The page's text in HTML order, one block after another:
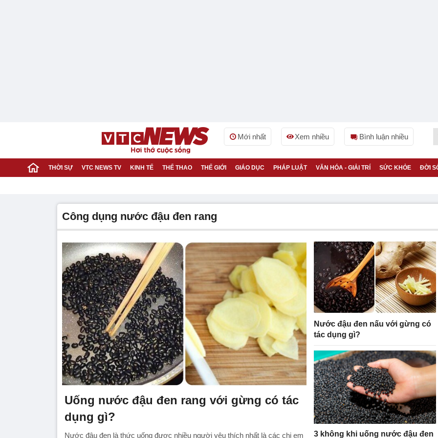
Mới nhất Xem nhiều Bình luận nhiều
THỜI SỰ VTC NEWS TV KINH TẾ THỂ THAO THẾ GIỚI GIÁO DỤC PHÁP LUẬT VĂN HÓA - GIẢI TRÍ SỨC KHỎE ĐỜI
công dụng nước đậu đen rang
Uống nước đậu đen rang với gừng có tác
dụng gì?
Nước đậu đen là thức uống được nhiều người yêu thích nhất là các chị em
Nước đậu đen nấu với gừng có
tác dụng gì?
3 không khi uống nước đậu đen